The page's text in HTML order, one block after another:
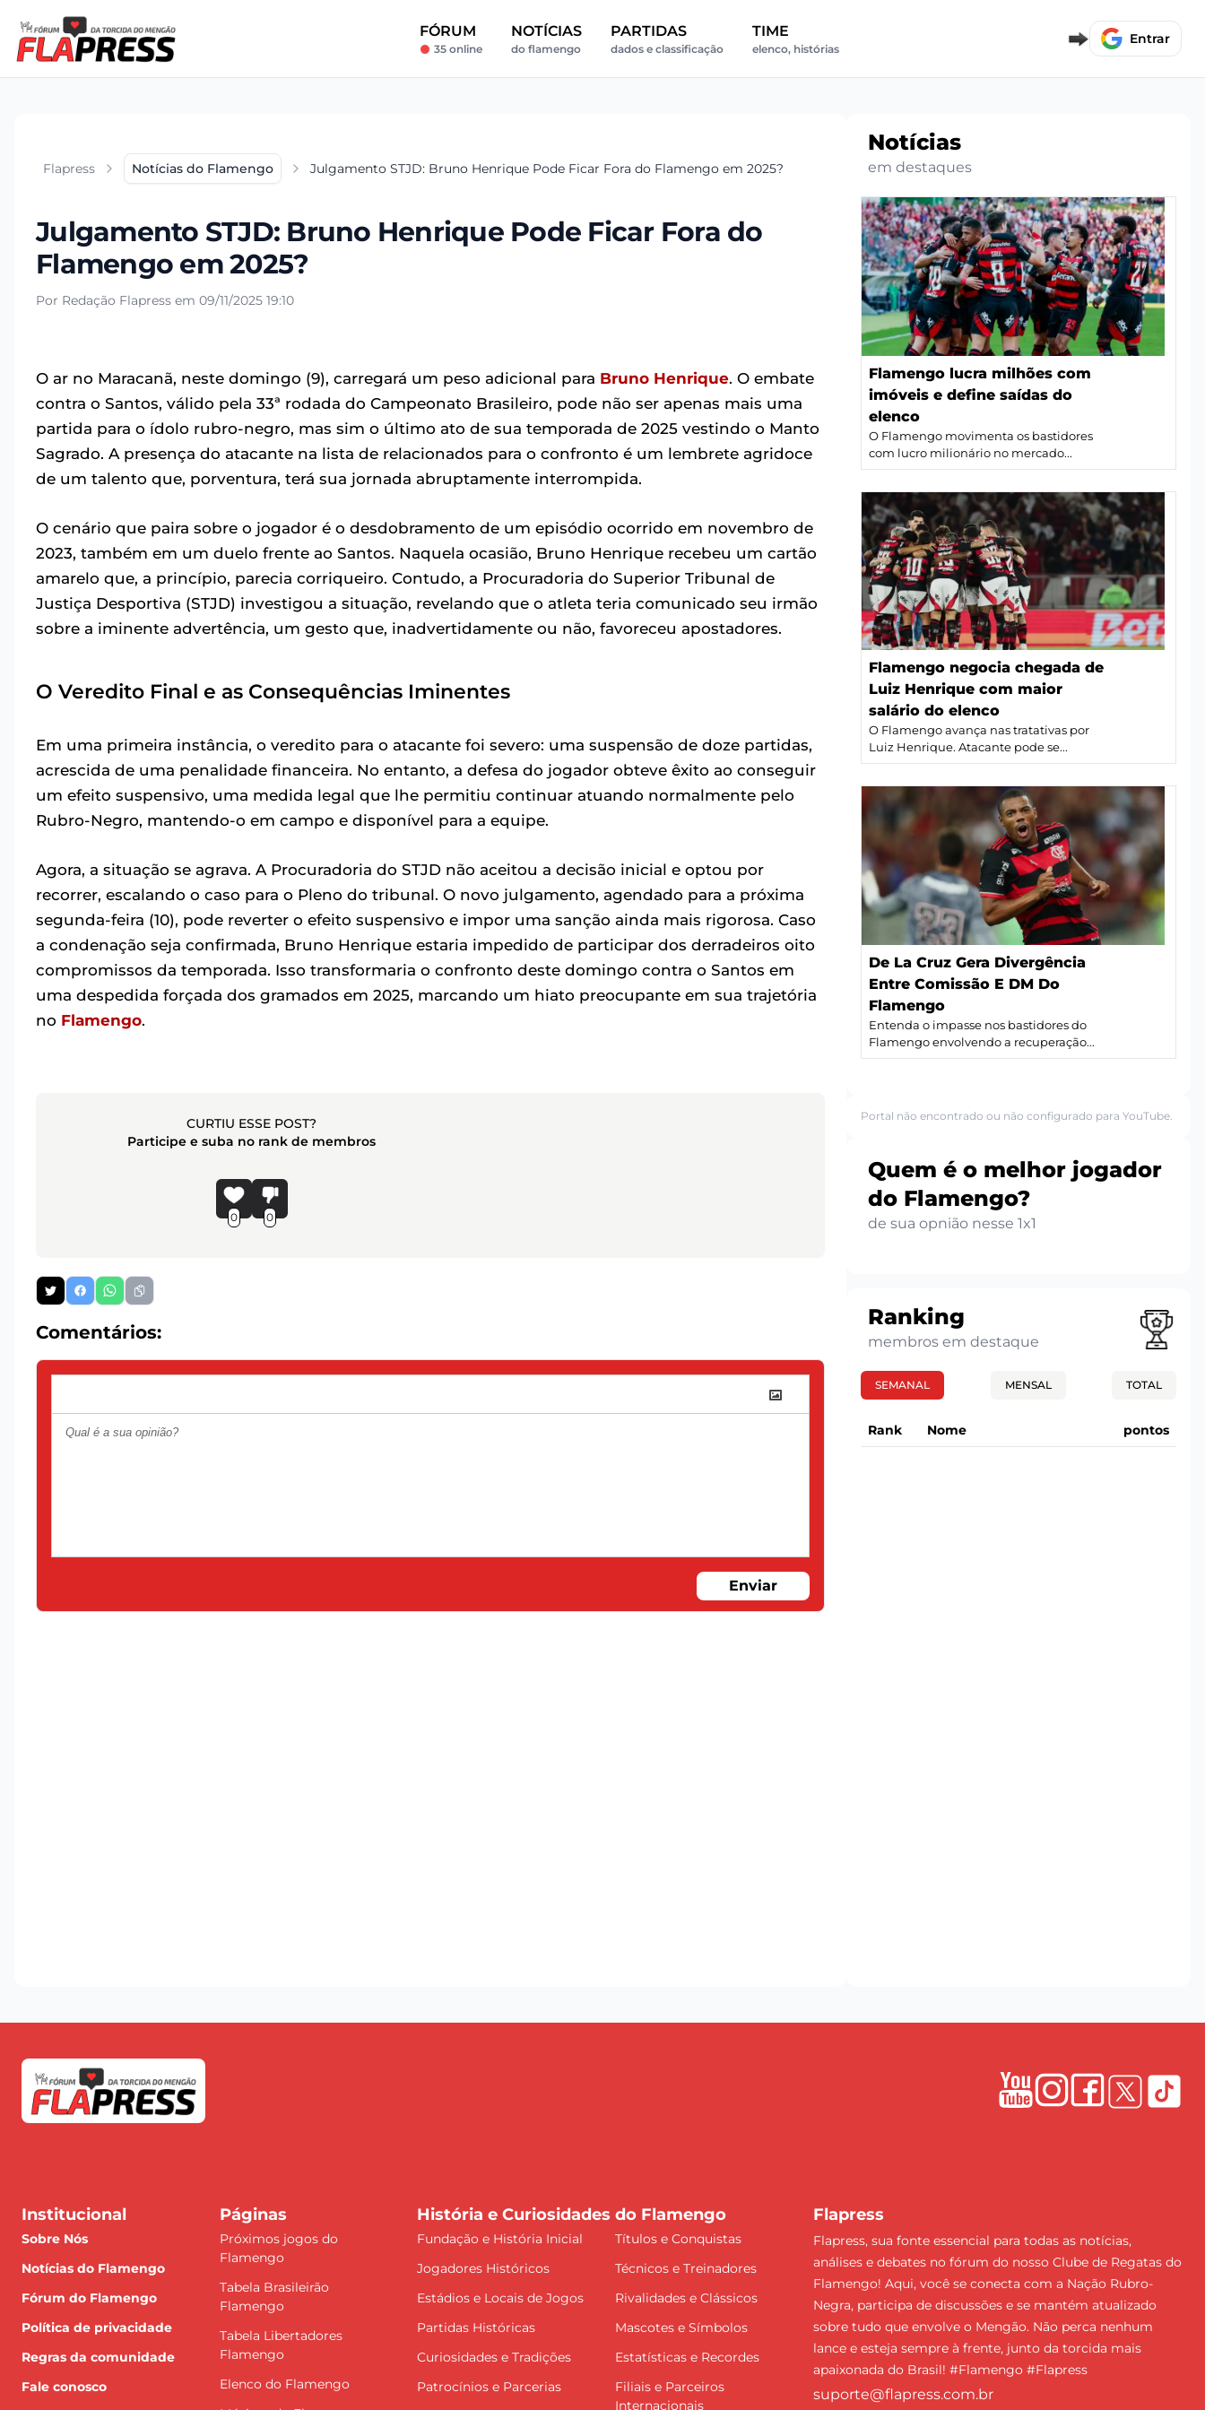
FÓRUM
35 online
NOTÍCIAS
do flamengo
PARTIDAS
dados e classificação
TIME
elenco, histórias
Entrar
Flapress Notícias do Flamengo Julgamento STJD: Bruno Henrique Pode Ficar Fora do Flamengo em 2025?
Julgamento STJD: Bruno Henrique Pode Ficar Fora do
Flamengo em 2025?
Por Redação Flapress em 09/11/2025 19:10
O ar no Maracanã, neste domingo (9), carregará um peso adicional para Bruno Henrique. O embate
contra o Santos, válido pela 33ª rodada do Campeonato Brasileiro, pode não ser apenas mais uma
partida para o ídolo rubro-negro, mas sim o último ato de sua temporada de 2025 vestindo o Manto
Sagrado. A presença do atacante na lista de relacionados para o confronto é um lembrete agridoce
de um talento que, porventura, terá sua jornada abruptamente interrompida.
O cenário que paira sobre o jogador é o desdobramento de um episódio ocorrido em novembro de
2023, também em um duelo frente ao Santos. Naquela ocasião, Bruno Henrique recebeu um cartão
amarelo que, a princípio, parecia corriqueiro. Contudo, a Procuradoria do Superior Tribunal de
Justiça Desportiva (STJD) investigou a situação, revelando que o atleta teria comunicado seu irmão
sobre a iminente advertência, um gesto que, inadvertidamente ou não, favoreceu apostadores.
O Veredito Final e as Consequências Iminentes
Em uma primeira instância, o veredito para o atacante foi severo: uma suspensão de doze partidas,
acrescida de uma penalidade financeira. No entanto, a defesa do jogador obteve êxito ao conseguir
um efeito suspensivo, uma medida legal que lhe permitiu continuar atuando normalmente pelo
Rubro-Negro, mantendo-o em campo e disponível para a equipe.
Agora, a situação se agrava. A Procuradoria do STJD não aceitou a decisão inicial e optou por
recorrer, escalando o caso para o Pleno do tribunal. O novo julgamento, agendado para a próxima
segunda-feira (10), pode reverter o efeito suspensivo e impor uma sanção ainda mais rigorosa. Caso
a condenação seja confirmada, Bruno Henrique estaria impedido de participar dos derradeiros oito
compromissos da temporada. Isso transformaria o confronto deste domingo contra o Santos em
uma despedida forçada dos gramados em 2025, marcando um hiato preocupante em sua trajetória
no Flamengo.
CURTIU ESSE POST?
Participe e suba no rank de membros
0 0
Comentários:
Enviar
Notícias
em destaques
Flamengo lucra milhões com
imóveis e define saídas do
elenco
O Flamengo movimenta os bastidores
com lucro milionário no mercado...
Flamengo negocia chegada de
Luiz Henrique com maior
salário do elenco
O Flamengo avança nas tratativas por
Luiz Henrique. Atacante pode se...
De La Cruz Gera Divergência
Entre Comissão E DM Do
Flamengo
Entenda o impasse nos bastidores do
Flamengo envolvendo a recuperação...
Portal não encontrado ou não configurado para YouTube.
Quem é o melhor jogador
do Flamengo?
de sua opnião nesse 1x1
Ranking
membros em destaque
SEMANAL MENSAL TOTAL
Rank Nome pontos
Institucional
Sobre Nós
Notícias do Flamengo
Fórum do Flamengo
Política de privacidade
Regras da comunidade
Fale conosco
Páginas
Próximos jogos do
Flamengo
Tabela Brasileirão
Flamengo
Tabela Libertadores
Flamengo
Elenco do Flamengo
História e Curiosidades do Flamengo
Fundação e História Inicial
Títulos e Conquistas
Jogadores Históricos
Técnicos e Treinadores
Estádios e Locais de Jogos
Rivalidades e Clássicos
Partidas Históricas
Mascotes e Símbolos
Curiosidades e Tradições
Estatísticas e Recordes
Patrocínios e Parcerias
Filiais e Parceiros
Internacionais
Flapress
Flapress, sua fonte essencial para todas as notícias,
análises e debates no fórum do nosso Clube de Regatas do
Flamengo! Aqui, você se conecta com a Nação Rubro-
Negra, participa de discussões e se mantém atualizado
sobre tudo que envolve o Mengão. Não perca nenhum
lance e esteja sempre à frente, junto da torcida mais
apaixonada do Brasil! #Flamengo #Flapress
suporte@flapress.com.br